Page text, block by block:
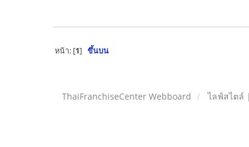
หน้า: [1] ขึ้นบน
ThaiFranchiseCenter Webboard ไลฟ์สไตล์